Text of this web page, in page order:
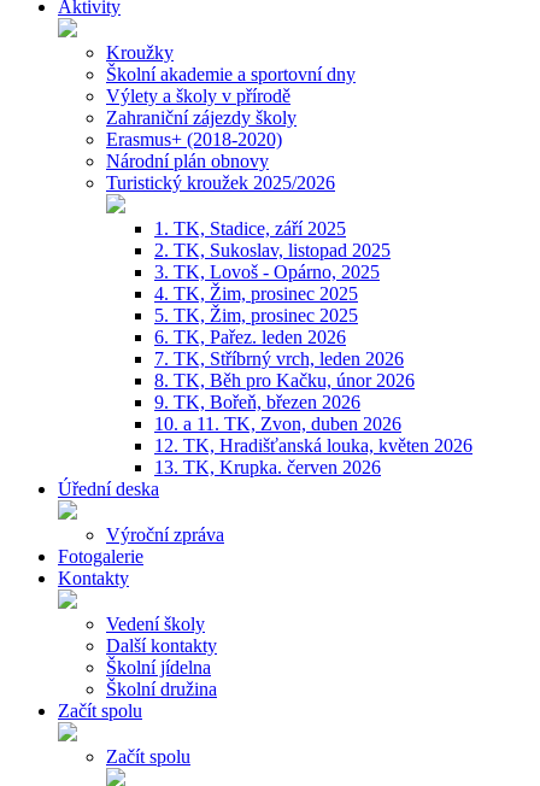
Aktivity
Kroužky
Školní akademie a sportovní dny
Výlety a školy v přírodě
Zahraniční zájezdy školy
Erasmus+ (2018-2020)
Národní plán obnovy
Turistický kroužek 2025/2026
1. TK, Stadice, září 2025
2. TK, Sukoslav, listopad 2025
3. TK, Lovoš - Opárno, 2025
4. TK, Žim, prosinec 2025
5. TK, Žim, prosinec 2025
6. TK, Pařez. leden 2026
7. TK, Stříbrný vrch, leden 2026
8. TK, Běh pro Kačku, únor 2026
9. TK, Bořeň, březen 2026
10. a 11. TK, Zvon, duben 2026
12. TK, Hradišťanská louka, květen 2026
13. TK, Krupka. červen 2026
Úřední deska
Výroční zpráva
Fotogalerie
Kontakty
Vedení školy
Další kontakty
Školní jídelna
Školní družina
Začít spolu
Začít spolu